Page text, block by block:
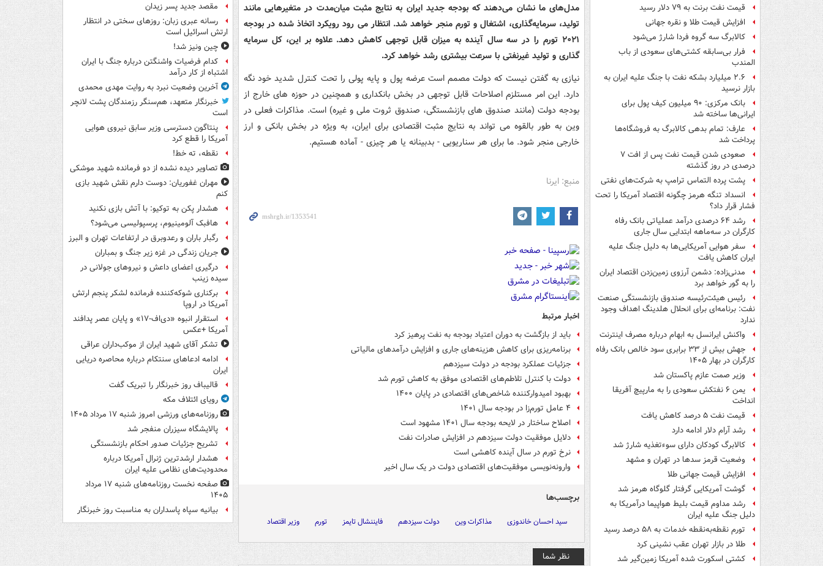
قیمت نفت برنت به ۷۹ دلار رسید
افزایش قیمت طلا و نقره جهانی
کالابرگ سه گروه فردا شارژ می‌شود
فرار بی‌سابقه کشتی‌های سعودی از باب
المندب
۲.۶ میلیارد بشکه نفت با جنگ علیه ایران به
بازار نرسید
بانک مرکزی: ۹۰ میلیون کیف پول برای
ایرانی‌ها ساخته شد
عارف: تمام بدهی کالابرگ به فروشگاه‌ها
پرداخت شد
صعودی شدن قیمت نفت پس از افت ۷
درصدی در روز گذشته
پشت پرده التماس ترامپ به شرکت‌های نفتی
انسداد تنگه هرمز چگونه اقتصاد آمریکا را تحت
فشار قرار داد؟
رشد ۶۴ درصدی درآمد عملیاتی بانک رفاه
کارگران در سه‌ماهه ابتدایی سال جاری
سفر هوایی آمریکایی‌ها به دلیل جنگ علیه
ایران کاهش یافت
مدنی‌زاده: دشمن آرزوی زمین‌زدن اقتصاد ایران
را به گور خواهد برد
رئیس هیئت‌رئیسه صندوق بازنشستگی صنعت
نفت: برنامه‌ای برای انحلال هلدینگ اهداف وجود
ندارد
واکنش ایرانسل به ابهام درباره مصرف اینترنت
جهش بیش از ۳۳ برابری سود خالص بانک رفاه
کارگران در بهار ۱۴۰۵
وزیر صمت عازم پاکستان شد
یمن ۶ نفتکش سعودی را به مارپیچ آفریقا
انداخت
قیمت نفت ۵ درصد کاهش یافت
رشد آرام دلار ادامه دارد
کالابرگ کودکان دارای سوءتغذیه شارژ شد
وضعیت قرمز سدها در تهران و مشهد
افزایش قیمت جهانی طلا
گوشت آمریکایی گرفتار گلوگاه هرمز شد
رشد مداوم قیمت بلیط هواپیما درآمریکا به
دلیل جنگ علیه ایران
تورم نقطه‌به‌نقطه خدمات به ۵۸ درصد رسید
طلا در بازار تهران عقب نشینی کرد
کشتی اسکورت شده آمریکا زمین‌گیر شد
مدل‌های ما نشان می‌دهند که بودجه جدید ایران به نتایج مثبت میان‌مدت در متغیرهایی مانند
تولید، سرمایه‌گذاری، اشتغال و تورم منجر خواهد شد. انتظار می رود رویکرد اتخاذ شده در بودجه
۲۰۲۱ تورم را در سه سال آینده به میزان قابل توجهی کاهش دهد. علاوه بر این، کل سرمایه
گذاری و تولید غیرنفتی با سرعت بیشتری رشد خواهد کرد.
نیازی به گفتن نیست که دولت مصمم است عرضه پول و پایه پولی را تحت کنترل شدید خود نگه
دارد. این امر مستلزم اصلاحات قابل توجهی در بخش بانکداری و همچنین در حوزه های خارج از
بودجه دولت (مانند صندوق های بازنشستگی، صندوق ثروت ملی و غیره) است. مذاکرات فعلی در
وین به طور بالقوه می تواند به نتایج مثبت اقتصادی برای ایران، به ویژه در بخش بانکی و ارز
خارجی منجر شود. ما برای هر سناریویی - بدبینانه یا هر چیزی - آماده هستیم.
منبع: ایرنا
اخبار مرتبط
باید از بازگشت به دوران اعتیاد بودجه به نفت پرهیز کرد
برنامه‌ریزی برای کاهش هزینه‌های جاری و افزایش درآمدهای مالیاتی
جزئیات عملکرد بودجه در دولت سیزدهم
دولت با کنترل تلاطم‌های اقتصادی موفق به کاهش تورم شد
بهبود امیدوارکننده شاخص‌های اقتصادی در پایان ۱۴۰۰
۴ عامل تورم‌زا در بودجه سال ۱۴۰۱
اصلاح ساختار در لایحه بودجه سال ۱۴۰۱ مشهود است
دلایل موفقیت دولت سیزدهم در افزایش صادرات نفت
نرخ تورم در سال آینده کاهشی است
وارونه‌نویسی موفقیت‌های اقتصادی دولت در یک سال اخیر
برچسب‌ها
سید احسان خاندوزی مذاکرات وین دولت سیزدهم فایننشال تایمز تورم وزیر اقتصاد
نظر شما
مقصد جدید پسر زیدان
رسانه عبری زبان: روزهای سختی در انتظار
ارتش اسرائیل است
چین ونیز شد!
کدام فرضیات واشنگتن درباره جنگ با ایران
اشتباه از کار درآمد
آخرین وضعیت نبرد به روایت مهدی محمدی
خبرنگار متعهد، هم‌سنگر رزمندگان پشت لانچر
است
پنتاگون دسترسی وزیر سابق نیروی هوایی
آمریکا را قطع کرد
نقطه، ته خط!
تصاویر دیده‌ نشده از دو فرمانده شهید موشکی
مهران غفوریان: دوست دارم نقش شهید بازی
کنم
هشدار پکن به توکیو: با آتش بازی نکنید
هافبک آلومینیوم، پرسپولیسی می‌شود؟
رگبار باران و رعدوبرق در ارتفاعات تهران و البرز
جریان زندگی در غزه زیر جنگ و بمباران
درگیری اعضای داعش و نیروهای جولانی در
سیده زینب
برکناری شوکه‌کننده فرمانده لشکر پنجم ارتش
آمریکا در اروپا
استقرار انبوه «دی‌اف‑۱۷» و پایان عصر پدافند
آمریکا +عکس
تشکر آقای شهید ایران از موکب‌داران عراقی
ادامه ادعاهای سنتکام درباره محاصره دریایی
ایران
قالیباف روز خبرنگار را تبریک گفت
رویای ائتلاف مکه
روزنامه‌های ورزشی امروز ‌شنبه ۱۷ مرداد ۱۴۰۵
پالایشگاه سیزران منفجر شد
تشریح جزئیات صدور احکام بازنشستگی
هشدار ارشدترین ژنرال آمریکا درباره
محدودیت‌های نظامی علیه ایران
صفحه نخست روزنامه‌های شنبه ۱۷ مرداد
۱۴۰۵
بیانیه سپاه پاسداران به مناسبت روز خبرنگار